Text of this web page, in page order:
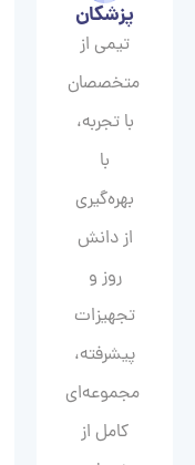
پزشکان
تیمی از
متخصصان
با تجربه،
با
بهره‌گیری
از دانش
روز و
تجهیزات
پیشرفته،
مجموعه‌ای
کامل از